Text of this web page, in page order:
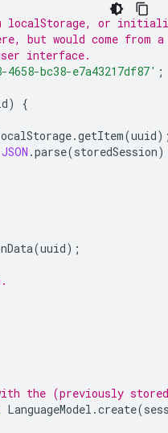
localStorage, or
but would come from a
interface.
4658-bc38-e7a43217df87' ;
)
{
.getItem(uuid
JSON .parse(storedSession)
(uuid);
the (previously stored
LanguageModel .create(